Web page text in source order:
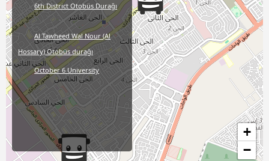
+
−
6th District Otobüs Durağı
Al Tawheed Wal Nour (Al
Hossary) Otobüs durağı
October 6 University